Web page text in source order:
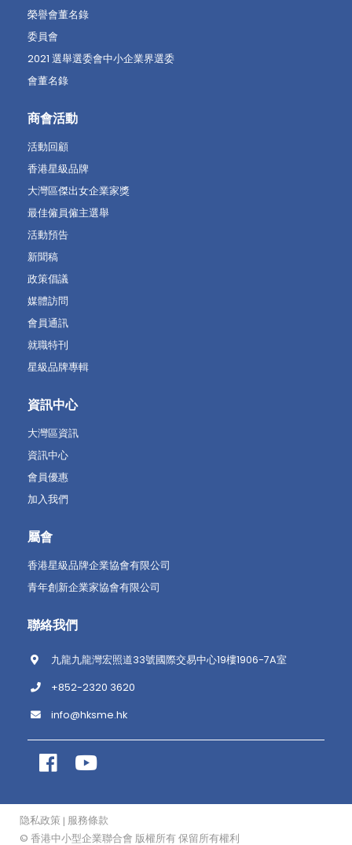
榮譽會董名錄
委員會
2021 選舉選委會中小企業界選委
會董名錄
商會活動
活動回顧
香港星級品牌
大灣區傑出女企業家獎
最佳僱員僱主選舉
活動預告
新聞稿
政策倡議
媒體訪問
會員通訊
就職特刊
星級品牌專輯
資訊中心
大灣區資訊
資訊中心
會員優惠
加入我們
屬會
香港星級品牌企業協會有限公司
青年創新企業家協會有限公司
聯絡我們
九龍九龍灣宏照道33號國際交易中心19樓1906-7A室
+852-2320 3620
info@hksme.hk
隐私政策 | 服務條款
© 香港中小型企業聯合會 版權所有 保留所有權利